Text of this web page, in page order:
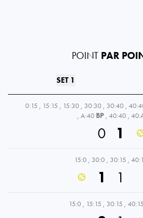
POINT PAR
SET 1
0:15 , 15:15 , 15:30 , 30:30 , 30:40 ,
, A:40 BP , 40:40 ,
0 1
15:0 , 30:0 , 30:15 ,
1 1
15:0 , 15:15 , 30:15 , 40:15